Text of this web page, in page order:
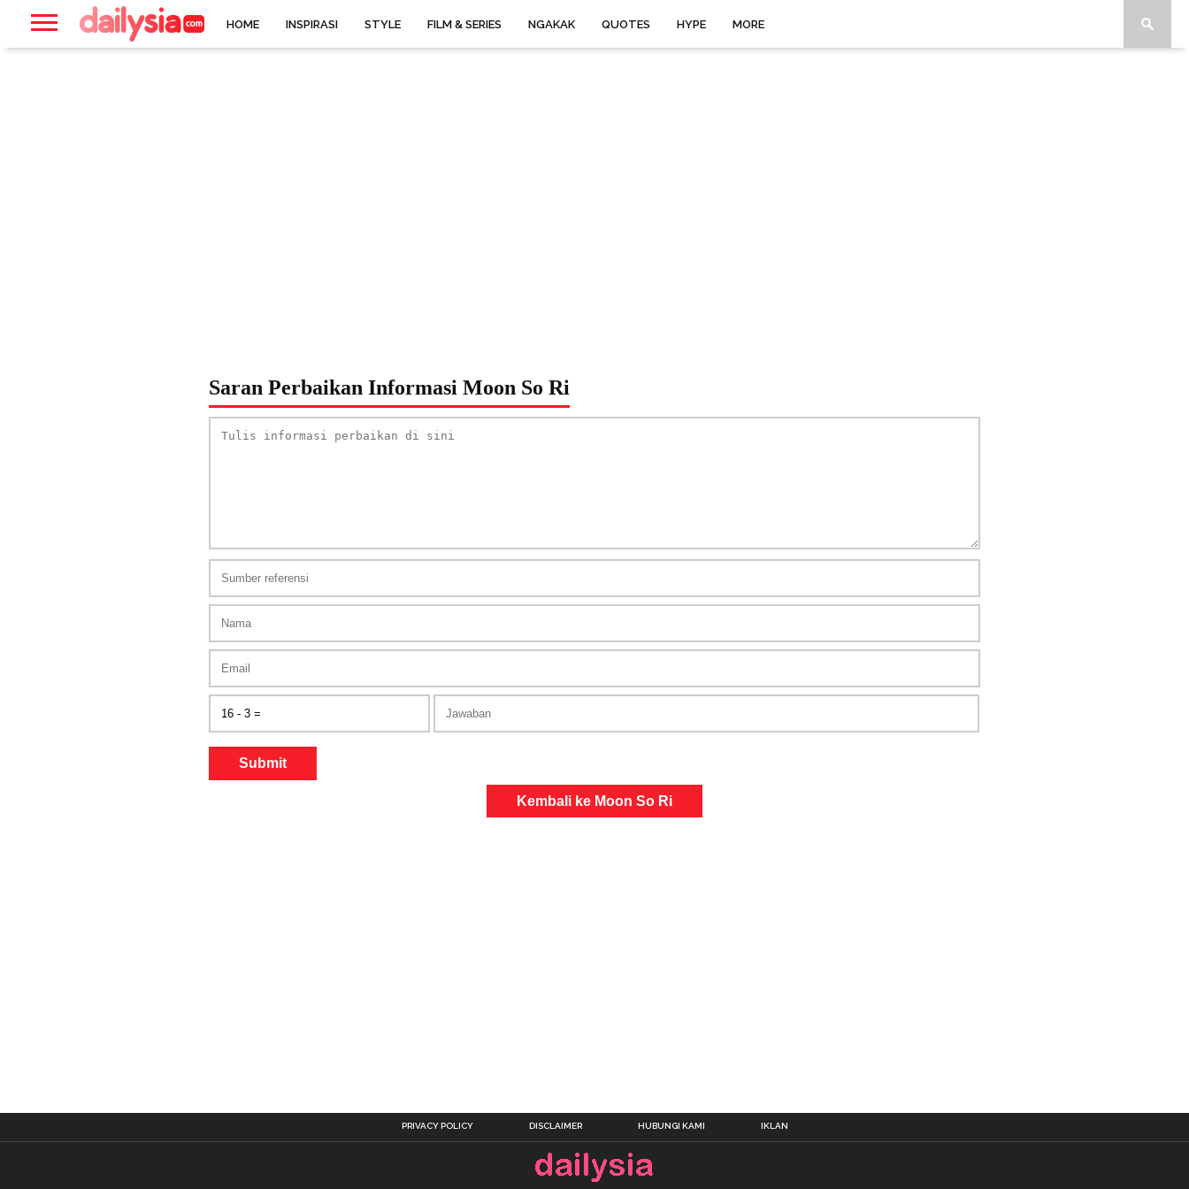
HOME INSPIRASI STYLE FILM & SERIES NGAKAK QUOTES HYPE MORE
Saran Perbaikan Informasi Moon So Ri
Submit
Kembali ke Moon So Ri
PRIVACY POLICY DISCLAIMER HUBUNGI KAMI IKLAN